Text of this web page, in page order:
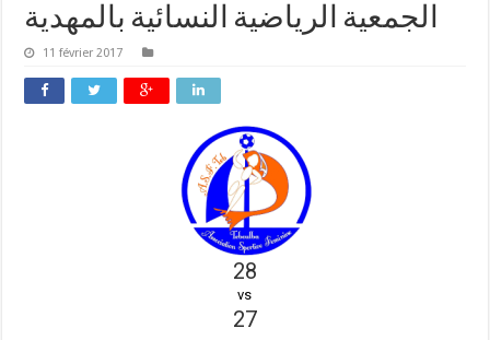
الجمعية الرياضية النسائية بالمهدية
11 février 2017
28
vs
27